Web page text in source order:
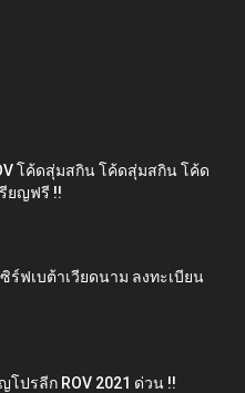
โค้ดสุ่มสกิน โค้ดสุ่มสกิน โค้ด
ยญฟรี !!
ร์ฟเบต้าเวียดนาม ลงทะเบียน
โปรลีก ROV 2021 ด่วน !!